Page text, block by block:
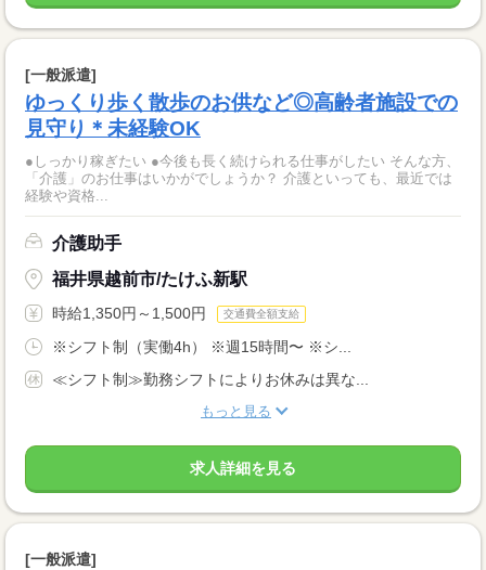
[一般派遣]
ゆっくり歩く散歩のお供など◎高齢者施設での
見守り＊未経験OK
●しっかり稼ぎたい ●今後も長く続けられる仕事がしたい そんな方、
「介護」のお仕事はいかがでしょうか？ 介護といっても、最近では
経験や資格...
介護助手
福井県越前市/たけふ新駅
時給1,350円～1,500円 交通費全額支給
※シフト制（実働4h） ※週15時間〜 ※シ...
≪シフト制≫勤務シフトによりお休みは異な...
もっと見る
求人詳細を見る
[一般派遣]